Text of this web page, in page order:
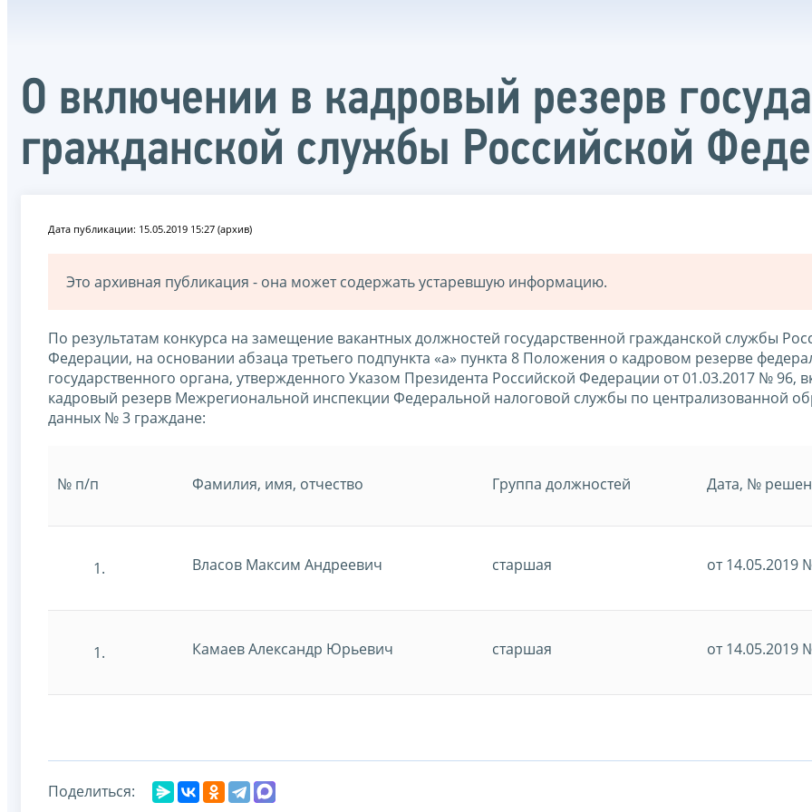
О включении в кадровый резерв
гражданской службы Российской
Дата публикации: 15.05.2019 15:27 (архив)
Это архивная публикация - она может содержать устаревшую информацию.
По результатам конкурса на замещение вакантных должностей государственной гражданской службы
Федерации, на основании абзаца третьего подпункта «а» пункта 8 Положения о кадровом резерве
государственного органа, утвержденного Указом Президента Российской Федерации от 01.03.2017 № 96,
кадровый резерв Межрегиональной инспекции Федеральной налоговой службы по централизованной
данных № 3 граждане:
№ п/п Фамилия, имя, отчество Группа должностей Дата, №
Власов Максим Андреевич старшая от 14.05.2019
Камаев Александр Юрьевич старшая от 14.05.2019
Поделиться: